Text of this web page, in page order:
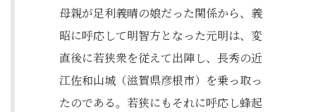
母親が足利義晴の娘だった関係から、義
昭に呼応して明智方となった元明は、変
直後に若狭衆を従えて出陣し、長秀の近
江佐和山城（滋賀県彦根市）を乗っ取っ
たのである。若狭にもそれに呼応し蜂起